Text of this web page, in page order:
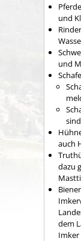
und
Rinder
und
auch
dazu
dem
Imker